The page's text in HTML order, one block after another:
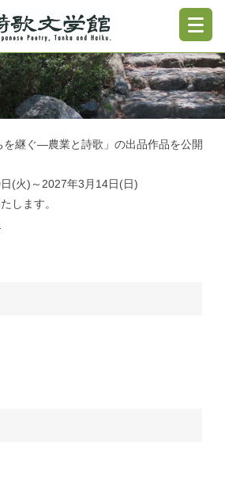
を継ぐ―農業と詩歌」の出品作品を公開
(火)～2027年3月14日(日)
します。